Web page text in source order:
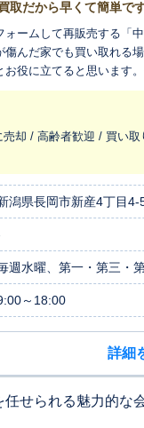
取だから早くて簡単です
ームして再販売する「
んだ家でも買い取れる
役に立てると思います
伝いをさせてください。
却 / 高齢者歓迎 / 買い
潟県長岡市新産4丁目4-
週水曜、第一・第三・
～18:00
詳細
せられる魅力的な